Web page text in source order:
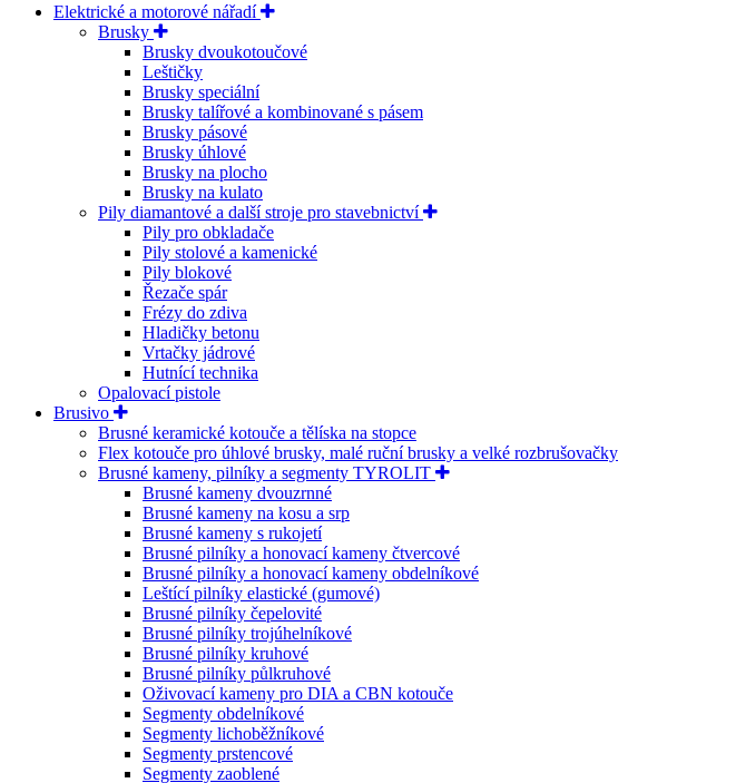
Elektrické a motorové nářadí
Brusky
Brusky dvoukotoučové
Leštičky
Brusky speciální
Brusky talířové a kombinované s pásem
Brusky pásové
Brusky úhlové
Brusky na plocho
Brusky na kulato
Pily diamantové a další stroje pro stavebnictví
Pily pro obkladače
Pily stolové a kamenické
Pily blokové
Řezače spár
Frézy do zdiva
Hladičky betonu
Vrtačky jádrové
Hutnící technika
Opalovací pistole
Brusivo
Brusné keramické kotouče a tělíska na stopce
Flex kotouče pro úhlové brusky, malé ruční brusky a velké rozbrušovačky
Brusné kameny, pilníky a segmenty TYROLIT
Brusné kameny dvouzrnné
Brusné kameny na kosu a srp
Brusné kameny s rukojetí
Brusné pilníky a honovací kameny čtvercové
Brusné pilníky a honovací kameny obdelníkové
Leštící pilníky elastické (gumové)
Brusné pilníky čepelovité
Brusné pilníky trojúhelníkové
Brusné pilníky kruhové
Brusné pilníky půlkruhové
Oživovací kameny pro DIA a CBN kotouče
Segmenty obdelníkové
Segmenty lichoběžníkové
Segmenty prstencové
Segmenty zaoblené